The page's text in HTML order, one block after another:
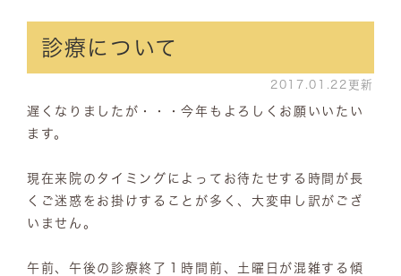
診療について
2017.01.22更新
遅くなりましたが・・・今年もよろしくお願いいたい
ます。
現在来院のタイミングによってお待たせする時間が長
くご迷惑をお掛けすることが多く、大変申し訳がござ
いません。
午前、午後の診療終了１時間前、土曜日が混雑する傾